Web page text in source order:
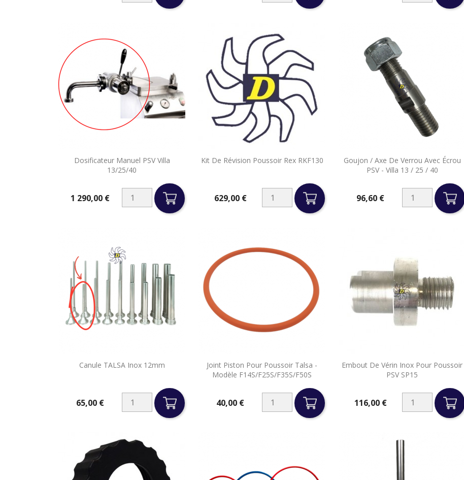
Dosificateur Manuel PSV Villa
13/25/40
Prix1 290,00 €
Aperçu rapide Kit De Révision Poussoir Rex RKF130
629,00 €
Aperçu rapide
Goujon / Axe De Verrou Avec Écrou
PSV - Villa 13 / 25 / 40
96,60 €
Aperçu rapide
Canule TALSA Inox 12mm
65,00 €
 Aperçu rapide
Joint Piston Pour Poussoir Talsa -
Modèle F14S/F25S/F35S/F50S
40,00 €
Aperçu rapide
Embout De Vérin Inox Pour Poussoir
PSV SP15
116,00 €
Aperçu rapide